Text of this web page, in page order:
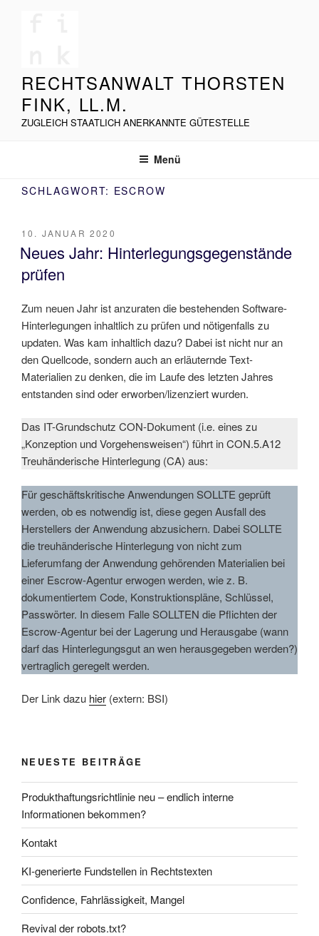
RECHTSANWALT THORSTEN
FINK, LL.M.
ZUGLEICH STAATLICH ANERKANNTE GÜTESTELLE
Menü
SCHLAGWORT: ESCROW
VERÖFFENTLICHT
AM
10. JANUAR 2020
Neues Jahr: Hinterlegungsgegenstände
prüfen
Zum neuen Jahr ist anzuraten die bestehenden Software-
Hinterlegungen inhaltlich zu prüfen und nötigenfalls zu
updaten. Was kam inhaltlich dazu? Dabei ist nicht nur an
den Quellcode, sondern auch an erläuternde Text-
Materialien zu denken, die im Laufe des letzten Jahres
entstanden sind oder erworben/lizenziert wurden.
Das IT-Grundschutz CON-Dokument (i.e. eines zu
„Konzeption und Vorgehensweisen“) führt in CON.5.A12
Treuhänderische Hinterlegung (CA) aus:
Für geschäftskritische Anwendungen SOLLTE geprüft
werden, ob es notwendig ist, diese gegen Ausfall des
Herstellers der Anwendung abzusichern. Dabei SOLLTE
die treuhänderische Hinterlegung von nicht zum
Lieferumfang der Anwendung gehörenden Materialien bei
einer Escrow-Agentur erwogen werden, wie z. B.
dokumentiertem Code, Konstruktionspläne, Schlüssel,
Passwörter. In diesem Falle SOLLTEN die Pflichten der
Escrow-Agentur bei der Lagerung und Herausgabe (wann
darf das Hinterlegungsgut an wen herausgegeben werden?)
vertraglich geregelt werden.
Der Link dazu hier (extern: BSI)
NEUESTE BEITRÄGE
Produkthaftungsrichtlinie neu – endlich interne
Informationen bekommen?
Kontakt
KI-generierte Fundstellen in Rechtstexten
Confidence, Fahrlässigkeit, Mangel
Revival der robots.txt?